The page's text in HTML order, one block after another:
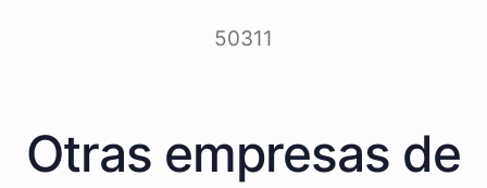
50311
Otras empresas de